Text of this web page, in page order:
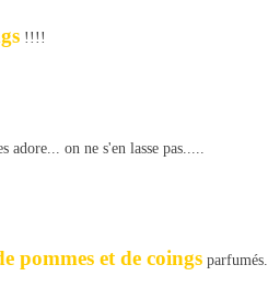
!!!!
adore... on ne s'en lasse pas.....
pommes et de coings parfumés.